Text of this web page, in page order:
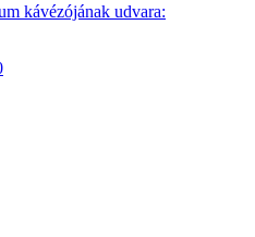
kávézójának udvara: